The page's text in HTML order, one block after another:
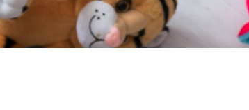
Mittwoch
MITTWOCH